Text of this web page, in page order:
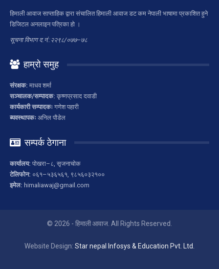
हिमाली आवाज साप्ताहिक द्वारा संचालित हिमाली आवाज डट कम नेपाली भाषामा प्रकाशित हुने
डिजिटल अनलाइन पत्रिका हो ।
सूचना विभाग द.नं.:२२९८/०७७–७८
हाम्रो समुह
संरक्षक: माधव शर्मा
सञ्चालक/सम्पादक: कृष्णप्रसाद दवाडी
कार्यकारी सम्पादकः गणेश पहारी
ब्यवस्थापकः अनिल पौडेल
सम्पर्क ठेगाना
कार्यालय: पोखरा–८, सृजनाचोक
टेलिफोन: ०६१–५३६५६१, ९८५६०३२१००
इमेल: himaliawaj@gmail.com
© 2026 - हिमाली आवाज. All Rights Reserved.
Website Design: Star nepal Infosys & Education Pvt. Ltd.